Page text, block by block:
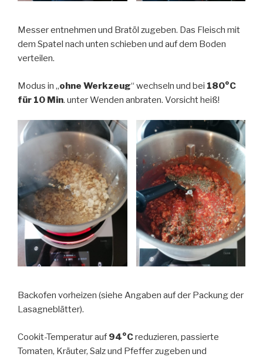
Messer entnehmen und Bratöl zugeben. Das Fleisch mit
dem Spatel nach unten schieben und auf dem Boden
verteilen.
Modus in „ohne Werkzeug“ wechseln und bei 180°C
für 10 Min. unter Wenden anbraten. Vorsicht heiß!
Backofen vorheizen (siehe Angaben auf der Packung der
Lasagneblätter).
Cookit-Temperatur auf 94°Creduzieren, passierte
Tomaten, Kräuter, Salz und Pfeffer zugeben und